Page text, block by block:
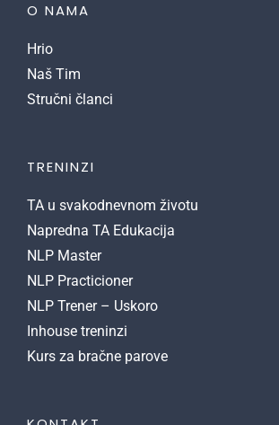
O NAMA
Hrio
Naš Tim
Stručni članci
TRENINZI
TA u svakodnevnom životu
Napredna TA Edukacija
NLP Master
NLP Practicioner
NLP Trener – Uskoro
Inhouse treninzi
Kurs za bračne parove